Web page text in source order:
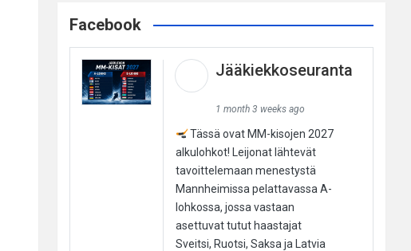
Facebook
Jääkiekkoseuranta
1 month 3 weeks ago
Tässä ovat MM-kisojen 2027
alkulohkot! Leijonat lähtevät
tavoittelemaan menestystä
Mannheimissa pelattavassa A-
lohkossa, jossa vastaan
asettuvat tutut haastajat
Sveitsi, Ruotsi, Saksa ja Latvia